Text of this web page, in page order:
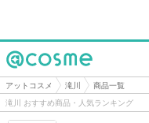
@cosme
アットコスメ 滝川
商品一覧
滝川 おすすめ商品・人気ランキング